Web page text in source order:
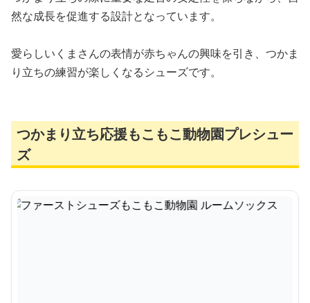
然な成長を促進する設計となっています。
愛らしいくまさんの表情が赤ちゃんの興味を引き、つかま
り立ちの練習が楽しくなるシューズです。
つかまり立ち応援もこもこ動物園プレシュー
ズ